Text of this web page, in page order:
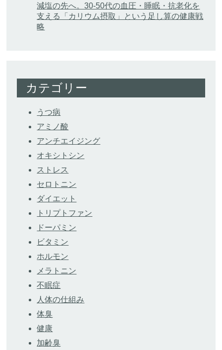
減塩の先へ。30-50代の血圧・睡眠・抗老化を
支える「カリウム摂取」という足し算の健康戦
略
カテゴリー
うつ病
アミノ酸
アンチエイジング
オキシトシン
ストレス
セロトニン
ダイエット
トリプトファン
ドーパミン
ビタミン
ホルモン
メラトニン
不眠症
人体の仕組み
体臭
健康
加齢臭